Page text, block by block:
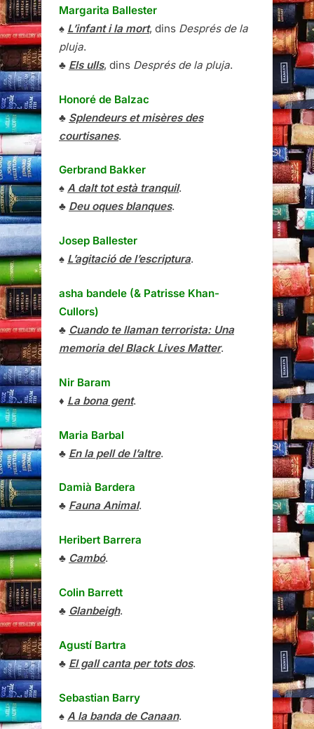
Margarita Ballester
♠ L’infant i la mort, dins Després de la
pluja.
♣ Els ulls, dins Després de la pluja.
Honoré de Balzac
♣ Splendeurs et misères des
courtisanes.
Gerbrand Bakker
♠ A dalt tot està tranquil.
♣ Deu oques blanques.
Josep Ballester
♠ L’agitació de l’escriptura.
asha bandele (& Patrisse Khan-
Cullors)
♣ Cuando te llaman terrorista: Una
memoria del Black Lives Matter.
Nir Baram
♦ La bona gent.
Maria Barbal
♣ En la pell de l’altre.
Damià Bardera
♣ Fauna Animal.
Heribert Barrera
♣ Cambó.
Colin Barrett
♣ Glanbeigh.
Agustí Bartra
♣ El gall canta per tots dos.
Sebastian Barry
♠ A la banda de Canaan.